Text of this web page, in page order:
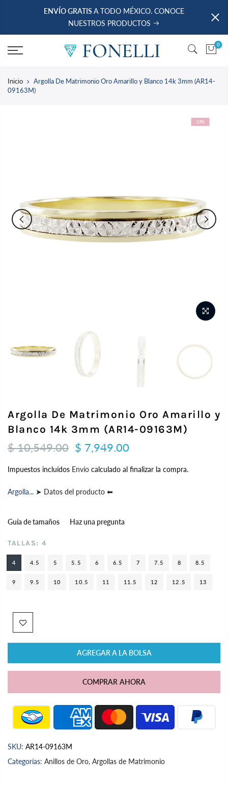
ENVÍO GRATIS A TODO MÉXICO. CONOCE
NUESTROS PRODUCTOS
0
Inicio
Argolla De Matrimonio Oro Amarillo y Blanco 14k 3mm (AR14-
09163M)
-25%
Argolla De Matrimonio Oro Amarillo y
Blanco 14k 3mm (AR14-09163M)
$ 10,549.00 $ 7,949.00
Impuestos incluídos Envío calculado al finalizar la compra.
Argolla... ➤ Datos del producto ⬅
Guía de tamaños Haz una pregunta
TALLAS: 4
4 4.5 5 5.5 6 6.5 7 7.5 8 8.5
9 9.5 10 10.5 11 11.5 12 12.5 13
AGREGAR A LA BOLSA
COMPRAR AHORA
SKU: AR14-09163M
Categorías: Anillos de Oro, Argollas de Matrimonio